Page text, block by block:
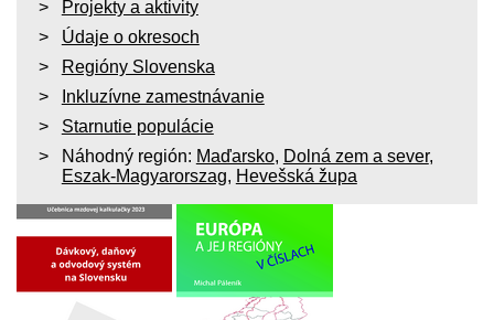
Projekty a aktivity
Údaje o okresoch
Regióny Slovenska
Inkluzívne zamestnávanie
Starnutie populácie
Náhodný región: Maďarsko, Dolná zem a sever,
Eszak-Magyarorszag, Hevešská župa